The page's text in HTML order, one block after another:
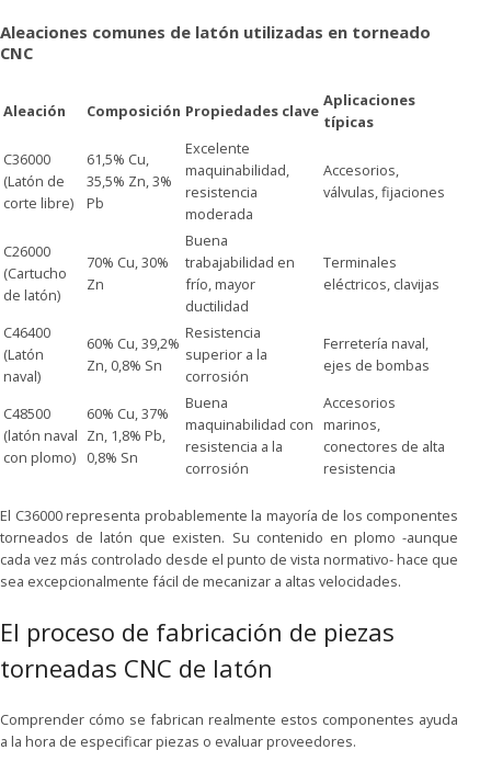
Aleaciones comunes de latón utilizadas en torneado
CNC
Aleación Composición Propiedades clave
Aplicaciones
típicas
C36000
(Latón de
corte libre)
61,5% Cu,
35,5% Zn, 3%
Pb
Excelente
maquinabilidad,
resistencia
moderada
Accesorios,
válvulas, fijaciones
C26000
(Cartucho
de latón)
70% Cu, 30%
Zn
Buena
trabajabilidad en
frío, mayor
ductilidad
Terminales
eléctricos, clavijas
C46400
(Latón
naval)
60% Cu, 39,2%
Zn, 0,8% Sn
Resistencia
superior a la
corrosión
Ferretería naval,
ejes de bombas
C48500
(latón naval
con plomo)
60% Cu, 37%
Zn, 1,8% Pb,
0,8% Sn
Buena
maquinabilidad con
resistencia a la
corrosión
Accesorios
marinos,
conectores de alta
resistencia
El C36000 representa probablemente la mayoría de los componentes
torneados de latón que existen. Su contenido en plomo -aunque
cada vez más controlado desde el punto de vista normativo- hace que
sea excepcionalmente fácil de mecanizar a altas velocidades.
El proceso de fabricación de piezas
torneadas CNC de latón
Comprender cómo se fabrican realmente estos componentes ayuda
a la hora de especificar piezas o evaluar proveedores.